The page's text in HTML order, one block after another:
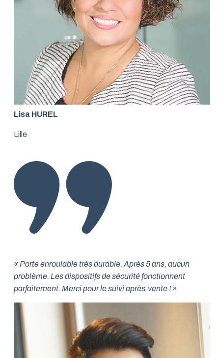
Lisa HUREL
Lille
« Porte enroulable très durable. Après 5 ans, aucun
problème. Les dispositifs de sécurité fonctionnent
parfaitement. Merci pour le suivi après-vente ! »